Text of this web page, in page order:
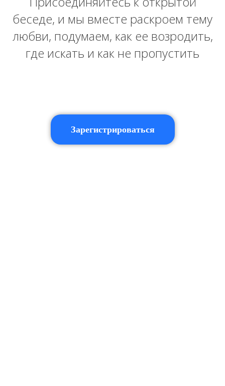
беседе, и мы вместе раскроем тему
любви, подумаем, как ее возродить,
где искать и как не пропустить
Зарегистрироваться